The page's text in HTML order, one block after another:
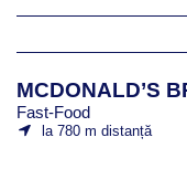
MCDONALD’S
Fast-Food
la 780 m distanță